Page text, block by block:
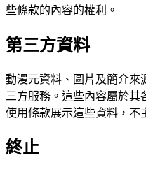
些條款的內容的權利。
第三方資料
動漫元資料、圖片及簡介來
三方服務。這些內容屬於
使用條款展示這些資料，不
終止